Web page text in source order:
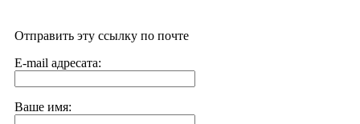
Отправить эту ссылку по почте
E-mail адресата:
Ваше имя: